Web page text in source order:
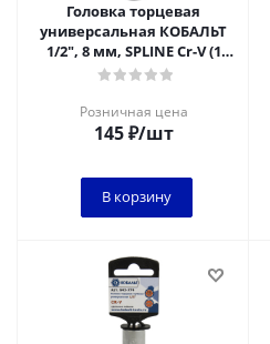
Головка торцевая
универсальная КОБАЛЬТ
1/2", 8 мм, SPLINE Cr-V (1
шт.) подвес
Розничная цена
145₽/шт
В корзину